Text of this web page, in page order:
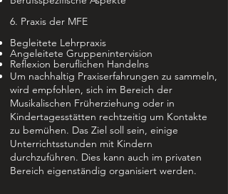
6. Praxis der MFE
Begleitete Lehrpraxis
Angeleitete Gruppenintervision
Reflexion beruflichen Handelns
Um nachhaltig Praxiserfahrungen zu sammeln,
wird empfohlen, sich im Bereich der
Musikalischen Früherziehung oder in
Kindertagesstätten rechtzeitig um Kontakte
zu bemühen. Das Ziel soll sein, einige
Unterrichtsstunden mit Kindern
durchzuführen. Dies kann auch im privaten
Bereich eigenständig organisiert werden.